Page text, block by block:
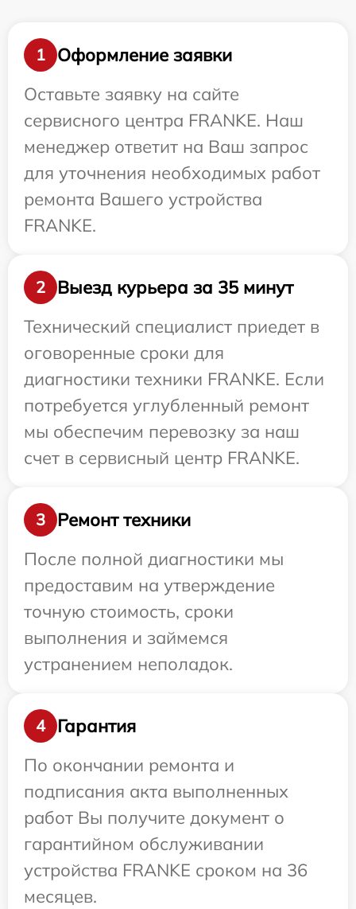
1
Оформление заявки
Оставьте заявку на сайте
сервисного центра FRANKE. Наш
менеджер ответит на Ваш запрос
для уточнения необходимых работ
ремонта Вашего устройства
FRANKE.
2
Выезд курьера за 35 минут
Технический специалист приедет в
оговоренные сроки для
диагностики техники FRANKE. Если
потребуется углубленный ремонт
мы обеспечим перевозку за наш
счет в сервисный центр FRANKE.
3
Ремонт техники
После полной диагностики мы
предоставим на утверждение
точную стоимость, сроки
выполнения и займемся
устранением неполадок.
4
Гарантия
По окончании ремонта и
подписания акта выполненных
работ Вы получите документ о
гарантийном обслуживании
устройства FRANKE сроком на 36
месяцев.